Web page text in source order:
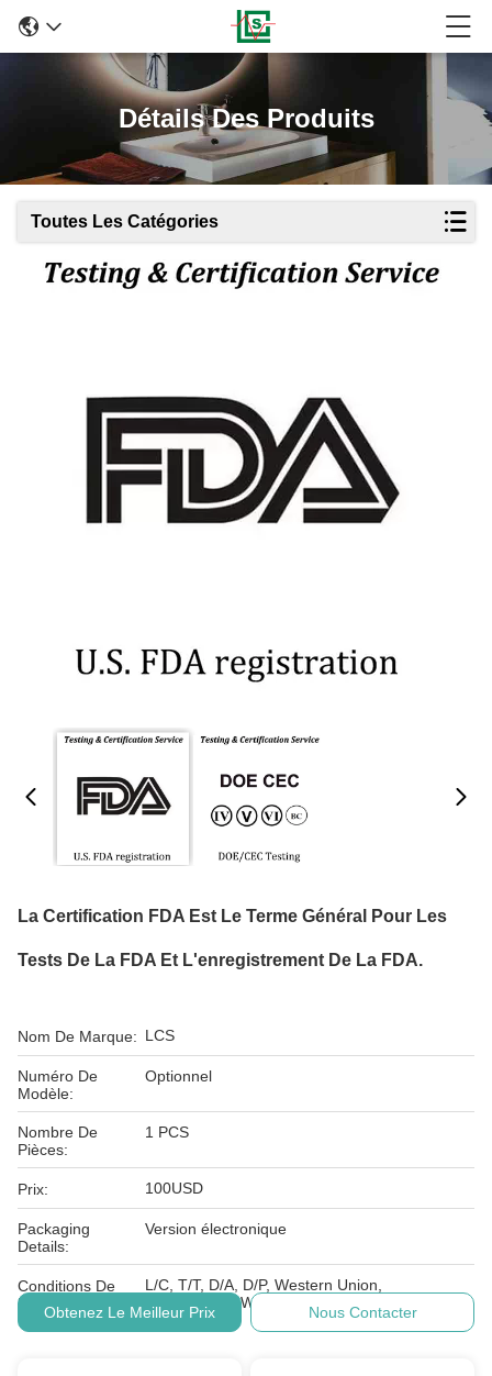
Détails Des Produits
Toutes Les Catégories
La Certification FDA Est Le Terme Général Pour Les
Tests De La FDA Et L'enregistrement De La FDA.
Nom De Marque: LCS
Numéro De
Modèle:
Optionnel
Nombre De
Pièces:
1 PCS
Prix: 100USD
Packaging
Details:
Version électronique
Conditions De
Paiement:
L/C, T/T, D/A, D/P, Western Union,
MoneyGram, Wechat, Alipay
Obtenez Le Meilleur Prix Nous Contacter